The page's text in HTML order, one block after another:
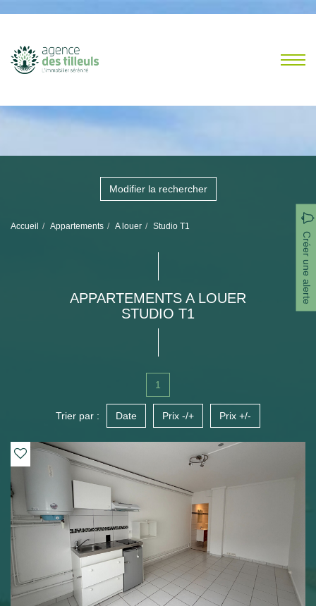
Modifier la rechercher
Accueil Appartements A louer Studio T1
APPARTEMENTS A LOUER
STUDIO T1
Créer une alerte
1
Trier par : Date Prix -/+ Prix +/-